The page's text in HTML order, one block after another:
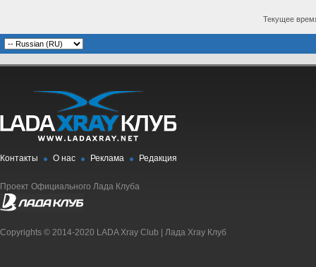
Текущее
Контакты О нас Реклама Редакция
Проект Официального Лада Клуба
Copyrights © 2014-2020 LADA Xray Club | Лада Xray Клуб